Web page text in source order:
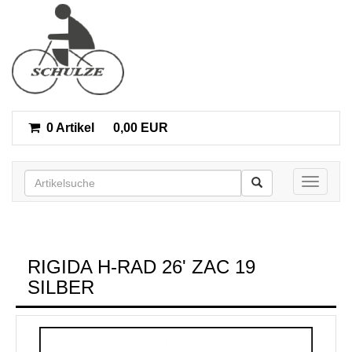
0 Artikel 0,00 EUR
Toggle
RIGIDA H-RAD 26' ZAC 19
SILBER